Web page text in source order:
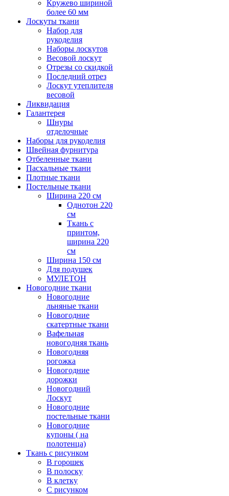
Кружево шириной
более 60 мм
Лоскуты ткани
Набор для
рукоделия
Наборы лоскутов
Весовой лоскут
Отрезы со скидкой
Последний отрез
Лоскут утеплителя
весовой
Ликвидация
Галантерея
Шнуры
отделочные
Наборы для рукоделия
Швейная фурнитура
Отбеленные ткани
Пасхальные ткани
Плотные ткани
Постельные ткани
Ширина 220 см
Однотон 220
см
Ткань с
принтом,
ширина 220
см
Ширина 150 см
Для подушек
МУЛЕТОН
Новогодние ткани
Новогодние
льняные ткани
Новогодние
скатертные ткани
Вафельная
новогодняя ткань
Новогодняя
рогожка
Новогодние
дорожки
Новогодний
Лоскут
Новогодние
постельные ткани
Новогодние
купоны ( на
полотенца)
Ткань с рисунком
В горошек
В полоску
В клетку
С рисунком